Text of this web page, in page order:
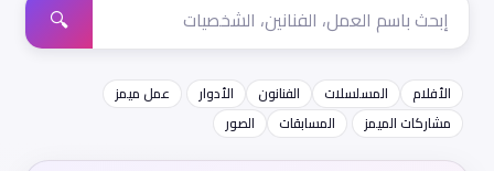
🔍
الأفلام المسلسلات الفنانون الأدوار
عمل ميمز
مشاركات الميمز
المسابقات الصور